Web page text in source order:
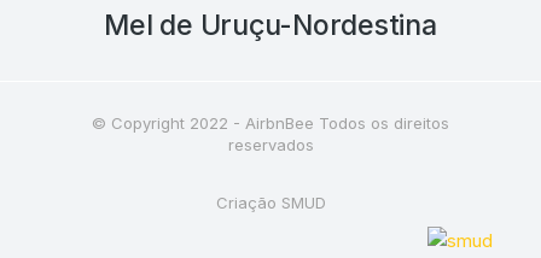
Mel de Uruçu-Nordestina
© Copyright 2022 - AirbnBee Todos os direitos
reservados
Criação SMUD